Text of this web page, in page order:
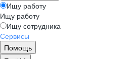
Ищу работу
Ищу работу
Ищу сотрудника
Сервисы
Помощь